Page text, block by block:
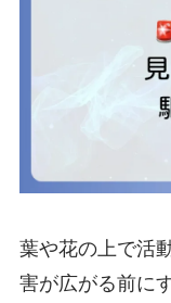
葉や花の上で活
害が広がる前に